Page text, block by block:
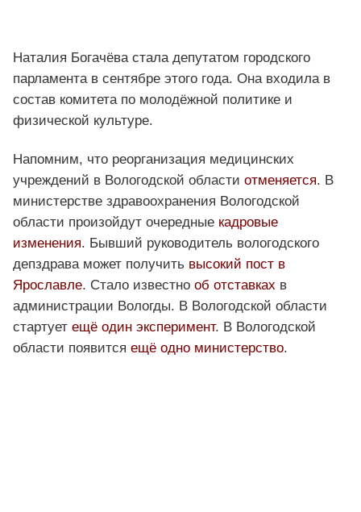
Наталия Богачёва стала депутатом городского
парламента в сентябре этого года. Она входила в
состав комитета по молодёжной политике и
физической культуре.
Напомним, что реорганизация медицинских
учреждений в Вологодской области отменяется. В
министерстве здравоохранения Вологодской
области произойдут очередные кадровые
изменения. Бывший руководитель вологодского
депздрава может получить высокий пост в
Ярославле. Стало известно об отставках в
администрации Вологды. В Вологодской области
стартует ещё один эксперимент. В Вологодской
области появится ещё одно министерство.